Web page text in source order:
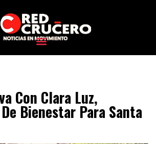
Con Clara Luz,
Bienestar Para Santa